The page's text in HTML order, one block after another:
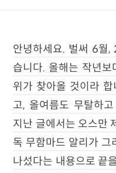
안녕하세요. 벌써 6월
습니다. 올해는 작년
위가 찾아올 것이라
고, 올여름도 무탈하
지난 글에서는 오스만
독 무함마드 알리가 그
나섰다는 내용으로 끝